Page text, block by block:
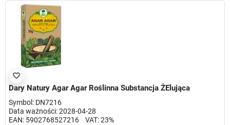
favorite_border
Dary Natury Agar Agar Roślinna Substancja ŻElująca
Symbol: DN7216
Data ważności: 2028-04-28
EAN: 5902768527216 VAT: 23%